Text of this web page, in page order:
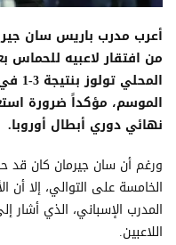
أعرب مدرب باريس سان
من افتقار لاعبيه
الموسم، مؤكداً ضرورة
نهائي دوري أبطال أوروبا.
ورغم أن سان جيرمان كان قد
الخامسة على التوالي، إلا أن
المدرب الإسباني، الذي أشار
اللاعبين.